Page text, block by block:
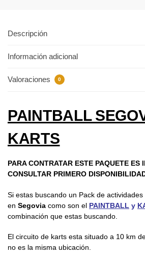
Descripción
Información adicional
Valoraciones 0
PAINTBALL
KARTS
PARA CONTRATAR ESTE PAQUETE ES
CONSULTAR PRIMERO
Si estas buscando un Pack de
en Segovia como son el PAINTBALL y
combinación que estas buscando.
El circuito de karts esta situado a 10 km
no es la misma ubicación.